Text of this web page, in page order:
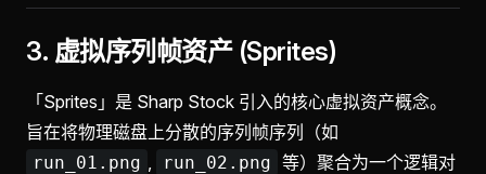
3. 虚拟序列帧资产 (Sprites)
「Sprites」是 Sharp Stock 引入的核心虚拟资产概念。
旨在将物理磁盘上分散的序列帧序列（如
run_01.png , run_02.png 等）聚合为一个逻辑对